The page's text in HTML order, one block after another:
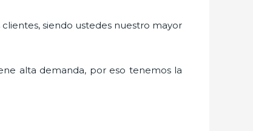
siendo ustedes nuestro mayor
alta demanda, por eso tenemos la